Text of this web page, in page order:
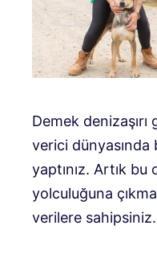
Demek
verici
yaptınız. Artık
yolculuğuna
verilere sahipsiniz.